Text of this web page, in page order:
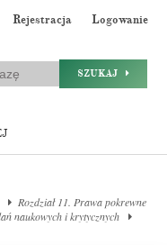
Rejestracja Logowanie
SZUKAJ
Rozdział 11. Prawa pokrewne
naukowych i krytycznych